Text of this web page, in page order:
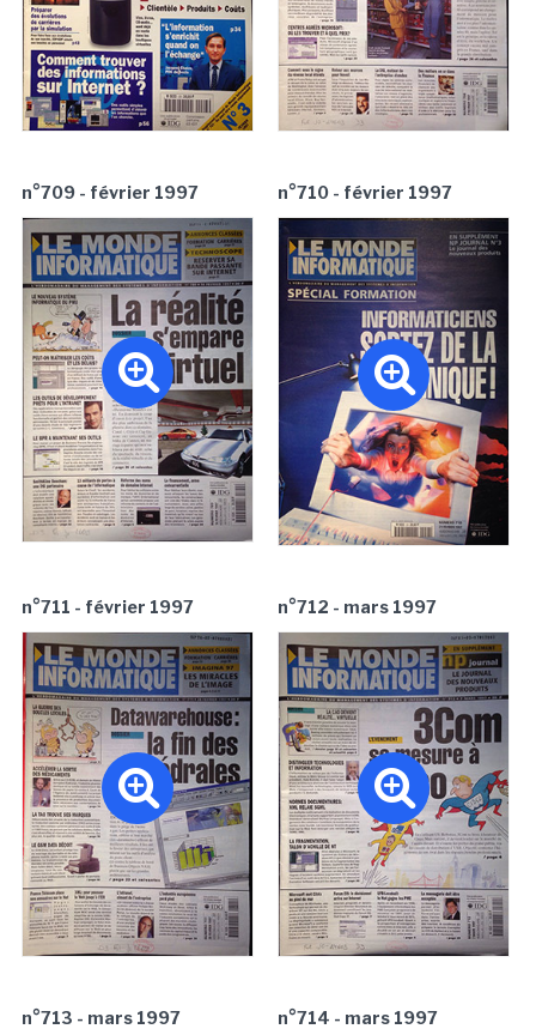
n°709 - février 1997 n°710 - février 1997
n°711 - février 1997 n°712 - mars 1997
n°713 - mars 1997 n°714 - mars 1997